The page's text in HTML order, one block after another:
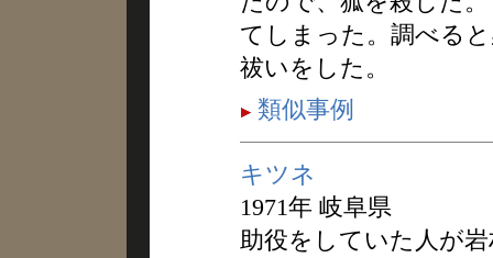
てしまった。調べる
祓いをした。
類似事例
キツネ
1971年 岐阜県
助役をしていた人が